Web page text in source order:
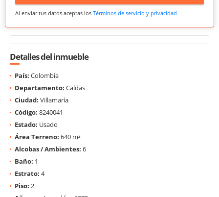
Al enviar tus datos aceptas los Términos de servicio y privacidad
Detalles del inmueble
País: Colombia
Departamento: Caldas
Ciudad: Villamaría
Código: 8240041
Estado: Usado
Área Terreno: 640 m²
Alcobas / Ambientes: 6
Baño: 1
Estrato: 4
Piso: 2